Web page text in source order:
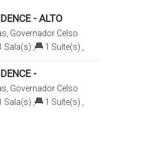
- ALTO
Governador Celso
Sala(s) 1 Suíte(s)
-
Governador Celso
Sala(s) 1 Suíte(s)